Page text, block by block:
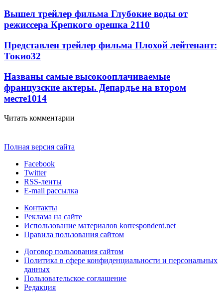
Вышел трейлер фильма Глубокие воды от
режиссера Крепкого орешка 2110
Представлен трейлер фильма Плохой лейтенант:
Токио32
Названы самые высокооплачиваемые
французские актеры. Депардье на втором
месте1014
Читать комментарии
Полная версия сайта
Facebook
Twitter
RSS-ленты
E-mail рассылка
Контакты
Реклама на сайте
Использование материалов korrespondent.net
Правила пользования сайтом
Договор пользования сайтом
Политика в сфере конфиденциальности и персональных
данных
Пользовательское соглашение
Редакция